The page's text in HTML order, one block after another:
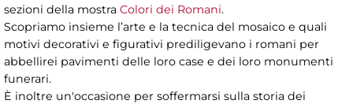
sezioni della mostra Colori dei Romani.
Scopriamo insieme l’arte e la tecnica del mosaico e quali
motivi decorativi e figurativi prediligevano i romani per
abbellirei pavimenti delle loro case e dei loro monumenti
funerari.
È inoltre un'occasione per soffermarsi sulla storia dei